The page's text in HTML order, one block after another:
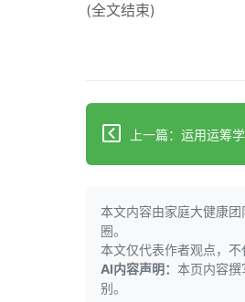
(全文结束)
本文内容由家庭大健康
圈。
本文仅代表作者观点，不
AI内容声明： 本页内容
别。